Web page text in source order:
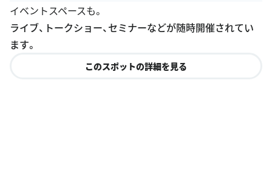
イベントスペースも。
ライブ、トークショー、セミナーなどが随時開催されてい
ます。
このスポットの詳細を見る